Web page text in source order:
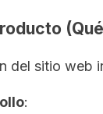
del sitio web
: